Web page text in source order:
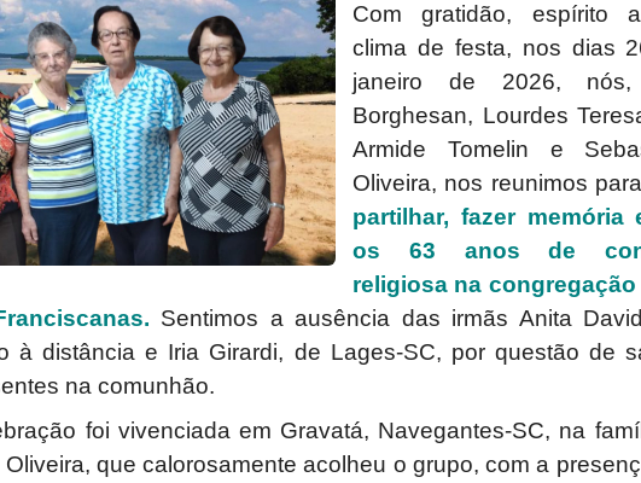
Com gratidão, espírito
clima de festa, nos dias
janeiro de 2026, nós,
Borghesan, Lourdes
Armide Tomelin e
Oliveira, nos reunimos para
partilhar, fazer memória
os 63 anos de
religiosa na congregação
Sentimos a ausência das irmãs Anita
à distância e Iria Girardi, de Lages-SC, por questão de
na comunhão.
foi vivenciada em Gravatá, Navegantes-SC, na
que calorosamente acolheu o grupo, com a